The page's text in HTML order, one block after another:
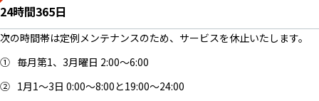
24時間365日
次の時間帯は定例メンテナンスのため、サービスを休止いたします。
毎月第1、3月曜日 2:00～6:00
1月1～3日 0:00～8:00と19:00～24:00